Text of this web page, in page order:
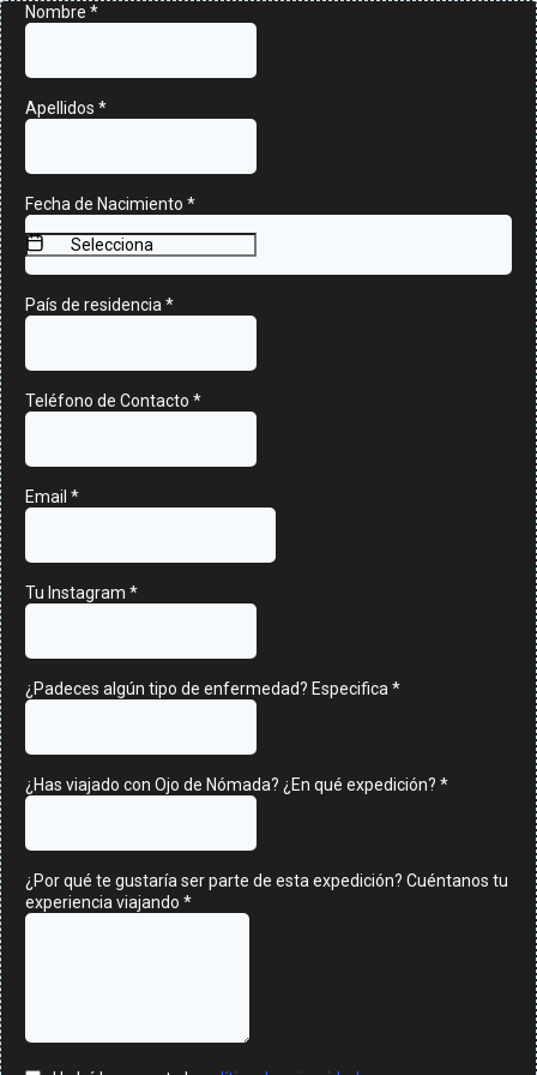
Nombre *
Apellidos *
Fecha de Nacimiento *
País de residencia *
Teléfono de Contacto *
Email *
Tu Instagram *
¿Padeces algún tipo de enfermedad? Especifica *
¿Has viajado con Ojo de Nómada? ¿En qué expedición? *
¿Por qué te gustaría ser parte de esta expedición? Cuéntanos tu
experiencia viajando *